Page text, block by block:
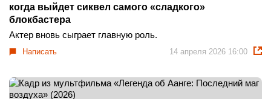
когда выйдет сиквел самого «сладкого»
блокбастера
Актер вновь сыграет главную роль.
Написать 14 апреля 2026 16:00